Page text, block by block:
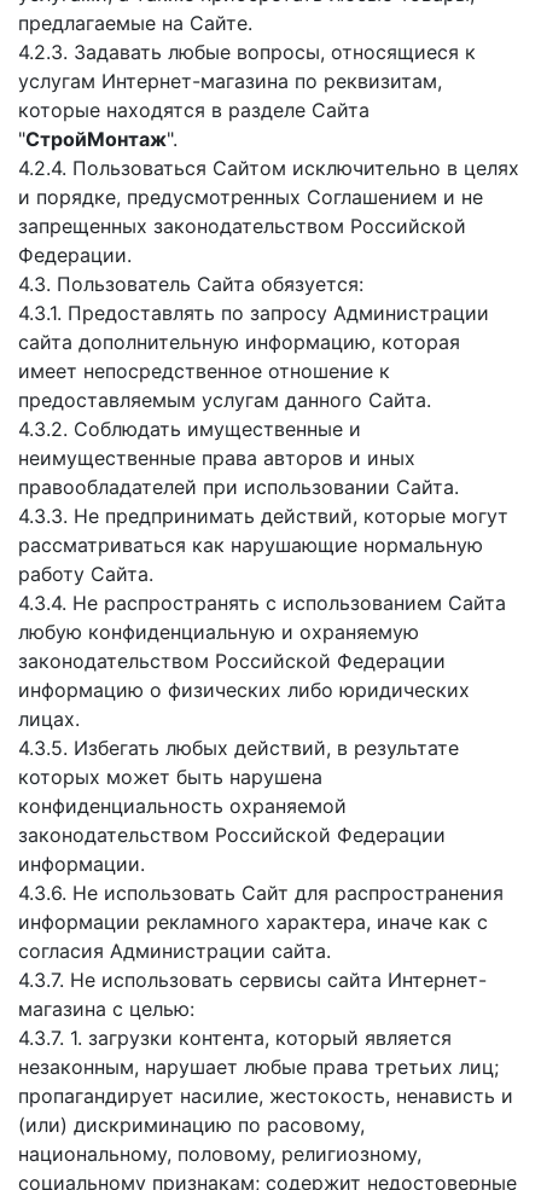
предлагаемые на Сайте.
4.2.3. Задавать любые вопросы, относящиеся к
услугам Интернет-магазина по реквизитам,
которые находятся в разделе Сайта
"СтройМонтаж".
4.2.4. Пользоваться Сайтом исключительно в целях
и порядке, предусмотренных Соглашением и не
запрещенных законодательством Российской
Федерации.
4.3. Пользователь Сайта обязуется:
4.3.1. Предоставлять по запросу Администрации
сайта дополнительную информацию, которая
имеет непосредственное отношение к
предоставляемым услугам данного Сайта.
4.3.2. Соблюдать имущественные и
неимущественные права авторов и иных
правообладателей при использовании Сайта.
4.3.3. Не предпринимать действий, которые могут
рассматриваться как нарушающие нормальную
работу Сайта.
4.3.4. Не распространять с использованием Сайта
любую конфиденциальную и охраняемую
законодательством Российской Федерации
информацию о физических либо юридических
лицах.
4.3.5. Избегать любых действий, в результате
которых может быть нарушена
конфиденциальность охраняемой
законодательством Российской Федерации
информации.
4.3.6. Не использовать Сайт для распространения
информации рекламного характера, иначе как с
согласия Администрации сайта.
4.3.7. Не использовать сервисы сайта Интернет-
магазина с целью:
4.3.7. 1. загрузки контента, который является
незаконным, нарушает любые права третьих лиц;
пропагандирует насилие, жестокость, ненависть и
(или) дискриминацию по расовому,
национальному, половому, религиозному,
социальному признакам; содержит недостоверные